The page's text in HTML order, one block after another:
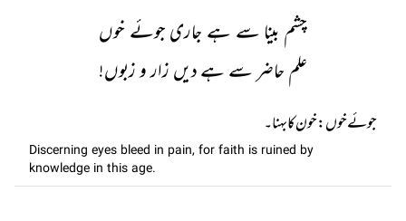
چشم بینا سے ہے جاری جوئے خوں
علم حاضر سے ہے دیں زار و زبوں!
جوئے خوں: خون کا بہنا۔
Discerning eyes bleed in pain, for faith is ruined by
knowledge in this age.